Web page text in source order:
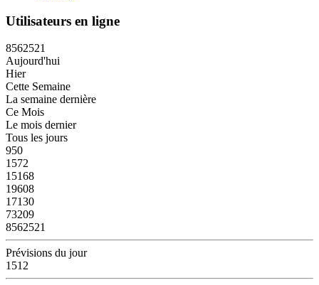
Utilisateurs en ligne
8562521
Aujourd'hui
Hier
Cette Semaine
La semaine dernière
Ce Mois
Le mois dernier
Tous les jours
950
1572
15168
19608
17130
73209
8562521
Prévisions du jour
1512